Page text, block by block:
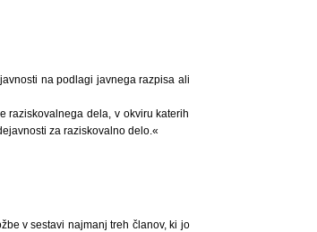
na podlagi javnega razpisa ali
raziskovalnega dela, v okviru katerih
za raziskovalno delo.«
v sestavi najmanj treh članov, ki jo